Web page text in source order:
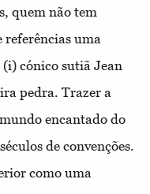
quem não tem
referências uma
cónico sutiã Jean
pedra. Trazer a
encantado do
de convenções.
como uma